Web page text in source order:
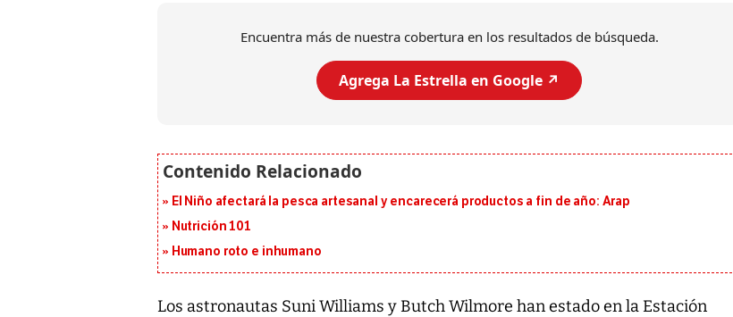
Encuentra más de nuestra cobertura en los resultados de búsqueda.
Agrega La Estrella en Google ↗️
El Niño afectará la pesca artesanal y encarecerá productos a fin de año: Arap
Nutrición 101
Humano roto e inhumano
Los astronautas Suni Williams y Butch Wilmore han estado en la Estación